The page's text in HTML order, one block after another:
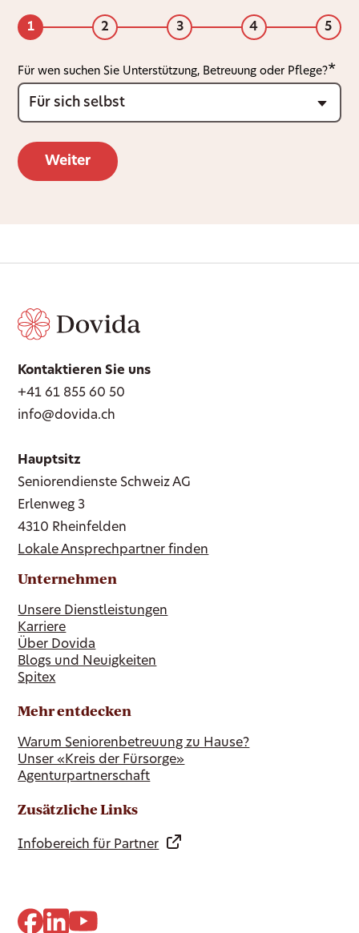
1 2 3 4 5
Für wen suchen Sie Unterstützung, Betreuung oder Pflege?
Kontaktieren Sie uns
+41 61 855 60 50
info@dovida.ch
Hauptsitz
Seniorendienste Schweiz AG
Erlenweg 3
4310 Rheinfelden
Lokale Ansprechpartner finden
Unternehmen
Unsere Dienstleistungen
Karriere
Über Dovida
Blogs und Neuigkeiten
Spitex
Mehr entdecken
Warum Seniorenbetreuung zu Hause?
Unser «Kreis der Fürsorge»
Agenturpartnerschaft
Zusätzliche Links
Infobereich für Partner